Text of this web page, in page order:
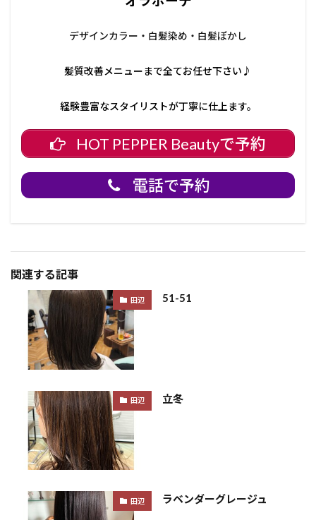
デザインカラー・白髪染め・白髪ぼかし
髪質改善メニューまで全てお任せ下さい♪
経験豊富なスタイリストが丁寧に仕上ます。
HOT PEPPER Beautyで予約
電話で予約
関連する記事
田辺 51-51
田辺 立冬
田辺 ラベンダーグレージュ